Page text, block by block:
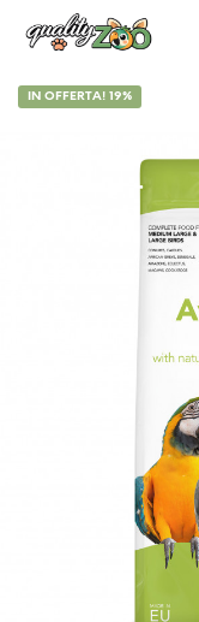
IN OFFERTA! 19%